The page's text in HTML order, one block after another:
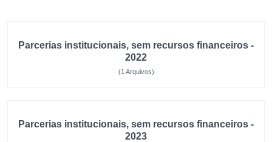
Parcerias institucionais, sem recursos financeiros -
2022
(1 Arquivos)
Parcerias institucionais, sem recursos financeiros -
2023